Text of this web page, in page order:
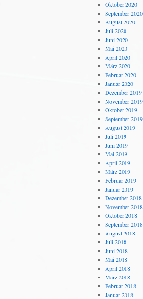
Oktober 2020
September 2020
August 2020
Juli 2020
Juni 2020
Mai 2020
April 2020
März 2020
Februar 2020
Januar 2020
Dezember 2019
November 2019
Oktober 2019
September 2019
August 2019
Juli 2019
Juni 2019
Mai 2019
April 2019
März 2019
Februar 2019
Januar 2019
Dezember 2018
November 2018
Oktober 2018
September 2018
August 2018
Juli 2018
Juni 2018
Mai 2018
April 2018
März 2018
Februar 2018
Januar 2018